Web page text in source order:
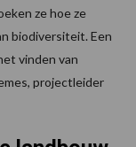
ze hoe ze
biodiversiteit. Een
vinden van
projectleider